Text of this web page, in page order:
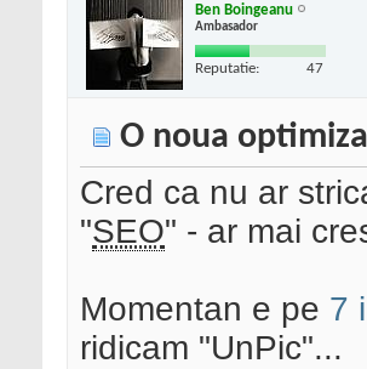
Ben Boingeanu
Ambasador
Reputatie: 47
O noua
Cred ca nu ar
"SEO" - ar mai
Momentan e pe 7
ridicam "UnPic"...